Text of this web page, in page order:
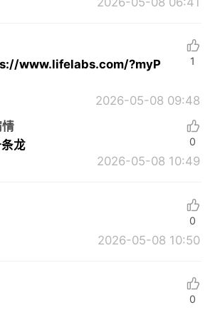
www.lifelabs.com/?myP
2026-05-08 09:48
1
龙
2026-05-08 10:49
0
2026-05-08 10:50
0
0